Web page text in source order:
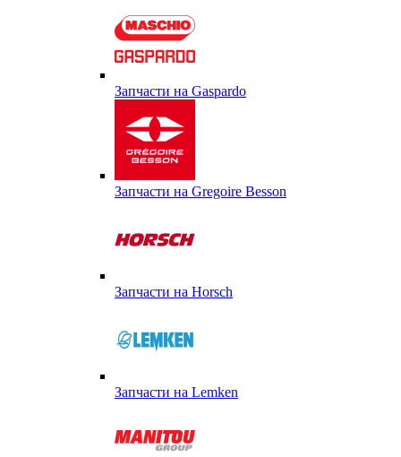
Запчасти на Gaspardo
Запчасти на Gregoire Besson
Запчасти на Horsch
Запчасти на Lemken